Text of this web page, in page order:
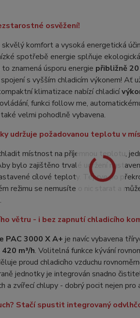
osvěžení!
skvělý komfort a vysoká energetická
spotřebě energie splňuje
znamená úsporu energie přibližně
s vyšším chladicím výkonem! Ať
klimatizace nabízí chladicí
funkci follow me,
velmi pohodlně vybavena.
udržuje požadovanou teplotu v
místnost na příjemnou teplotu,
bylo zajištěno trvalé udržení
cílové teploty. Teprve po
režimu se nemusíte o nic starat a
větru - i bez zapnutí chladicího
PAC 3000 X A+ je navíc vybavena
m³/h. Volitelná funkce kývání
proud chladicího vzduchu
jednotky je integrován snadno
a zvířecí chlupy - dobrý pocit nejen pro
Stačí spustit integrovaný